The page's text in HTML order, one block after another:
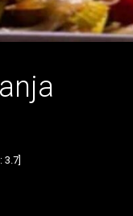
3.7